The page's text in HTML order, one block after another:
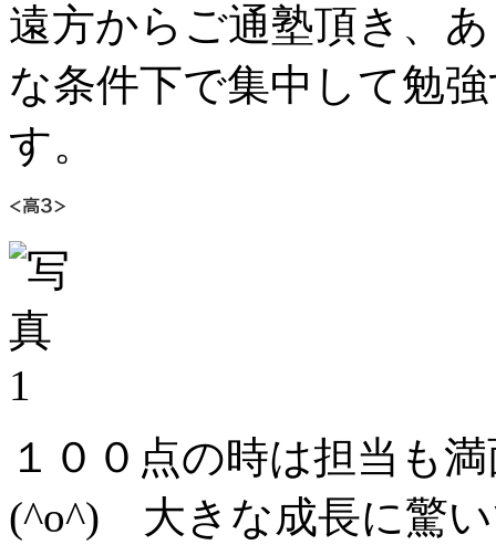
遠方からご通塾頂き、
な条件下で集中して勉
す。
１００点の時は担当も
(^o^) 大きな成長に驚